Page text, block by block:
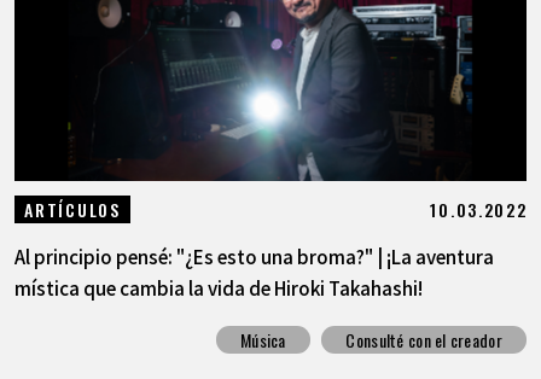
ARTÍCULOS 10.03.2022
Al principio pensé: "¿Es esto una broma?" | ¡La aventura
mística que cambia la vida de Hiroki Takahashi!
Música Consulté con el creador